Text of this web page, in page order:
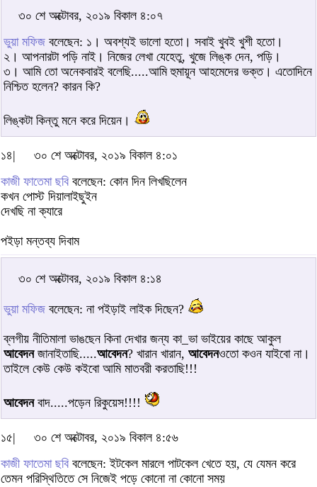
৩০ শে অক্টোবর, ২০১৯ বিকাল ৪:০৭
ভুয়া মফিজ বলেছেন: ১। অবশ্যই ভালো হতো। সবাই খুবই খুশী হতো।
২। আপনারটা পড়ি নাই। নিজের লেখা যেহেতু, খুজে লিঙ্ক দেন, পড়ি।
৩। আমি তো অনেকবারই বলেছি.....আমি হুমায়ূন আহমেদের ভক্ত। এতোদিনে
নিশ্চিত হলেন? কারন কি?
লিঙ্কটা কিন্তু মনে করে দিয়েন।
১৪|
৩০ শে অক্টোবর, ২০১৯ বিকাল ৪:০১
কাজী ফাতেমা ছবি বলেছেন: কোন দিন লিখছিলেন
কখন পোস্ট দিয়ালাইছুইন
দেখছি না ক্যারে
পইড়া মন্তব্য দিবাম
৩০ শে অক্টোবর, ২০১৯ বিকাল ৪:১৪
ভুয়া মফিজ বলেছেন: না পইড়াই লাইক দিছেন?
ব্লগীয় নীতিমালা ভাঙছেন কিনা দেখার জন্য কা_ভা ভাইয়ের কাছে আকুল
আবেদনজানাইতাছি.....আবেদন? খারান খারান, আবেদনওতো কওন যাইবো না।
তাইলে কেউ কেউ কইবো আমি মাতবরী করতাছি!!!
আবেদনবাদ.....পড়েন রিকুয়েস!!!!
১৫|
৩০ শে অক্টোবর, ২০১৯ বিকাল ৪:৫৬
কাজী ফাতেমা ছবি বলেছেন: ইটকেল মারলে পাটকেল খেতে হয়, যে যেমন করে
তেমন পরিস্থিতিতে সে নিজেই পড়ে কোনো না কোনো সময়